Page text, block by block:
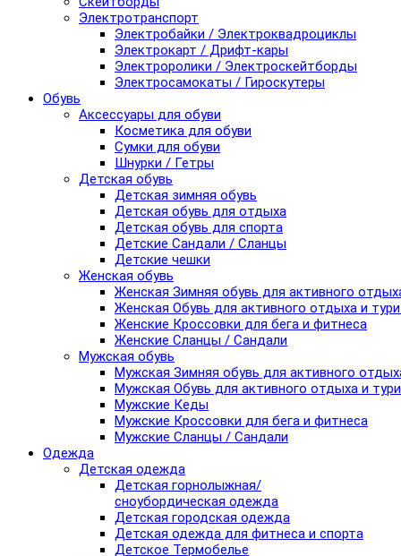
Электротранспорт
Электробайки / Электроквадроциклы
Электрокарт / Дрифт-кары
Электроролики / Электроскейтборды
Электросамокаты / Гироскутеры
Обувь
Аксессуары для обуви
Косметика для обуви
Сумки для обуви
Шнурки / Гетры
Детская обувь
Детская зимняя обувь
Детская обувь для отдыха
Детская обувь для спорта
Детские Сандали / Сланцы
Детские чешки
Женская обувь
Женская Зимняя обувь для активного
Женская Обувь для активного отдыха и
Женские Кроссовки для бега и фитнеса
Женские Сланцы / Сандали
Мужская обувь
Мужская Зимняя обувь для активного
Мужская Обувь для активного отдыха и
Мужские Кеды
Мужские Кроссовки для бега и фитнеса
Мужские Сланцы / Сандали
Одежда
Детская одежда
Детская горнолыжная/
сноубордическая одежда
Детская городская одежда
Детская одежда для фитнеса и спорта
Детское Термобелье